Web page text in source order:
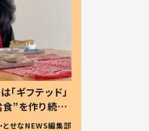
ギフテッド」
”を作り続け
#令和の子
とせなNEWS編集部